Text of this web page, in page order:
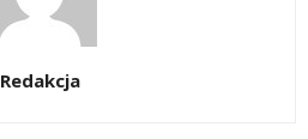
Redakcja